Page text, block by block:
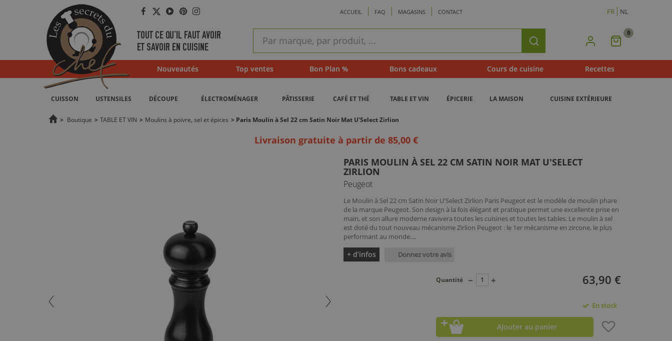
Facebook
Twitter
YouTube
Pinterest
Instagram ACCUEIL FAQ MAGASINS CONTACT FR NL
TOUT CE QU'IL FAUT AVOIR
ET SAVOIR EN CUISINE
rapide
Rechercher Mon
0
Nouveautés Top ventes Bon Plan % Bons cadeaux Cours de cuisine Recettes
CUISSON USTENSILES DÉCOUPE ÉLECTROMÉNAGER PÂTISSERIE CAFÉ ET THÉ TABLE ET VIN ÉPICERIE LA MAISON CUISINE EXTÉRIEURE
> Boutique > TABLE ET VIN > Moulins à poivre, sel et épices > Paris Moulin à Sel 22 cm Satin Noir Mat U'Select Zirlion
Livraison gratuite à partir de 85,00 €
PARIS MOULIN À SEL 22 CM SATIN NOIR MAT U'SELECT
ZIRLION
Peugeot
Le Moulin à Sel 22 cm Satin Noir U'Select Zirlion Paris Peugeot est le modèle de moulin phare
de la marque Peugeot. Son design à la fois élégant et pratique permet une excellente prise en
main, et son allure moderne ravivera toutes les cuisines et toutes les tables. Le moulin à sel
est doté du tout nouveau mécanisme Zirlion Peugeot : le 1er mécanisme en zircone, le plus
performant au monde....
+ d’infos Donnez votre avis
63,90 €
Quantité
En stock
Ajouter au panier